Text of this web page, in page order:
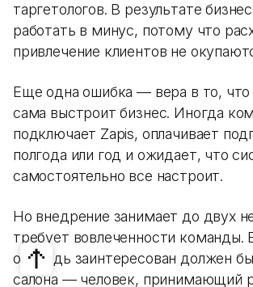
таргетологов. В результате
работать в минус, потому что
привлечение клиентов не
Еще одна ошибка — вера в то,
сама выстроит бизнес. Иногда
подключает Zapis, оплачивает
полгода или год и ожидает, что
самостоятельно все настроит.
Но внедрение занимает до двух
требует вовлеченности команды.
очередь заинтересован должен
салона — человек, принимающий